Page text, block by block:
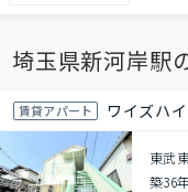
埼玉県新河岸駅
賃貸アパート ワイズハ
東武
築36